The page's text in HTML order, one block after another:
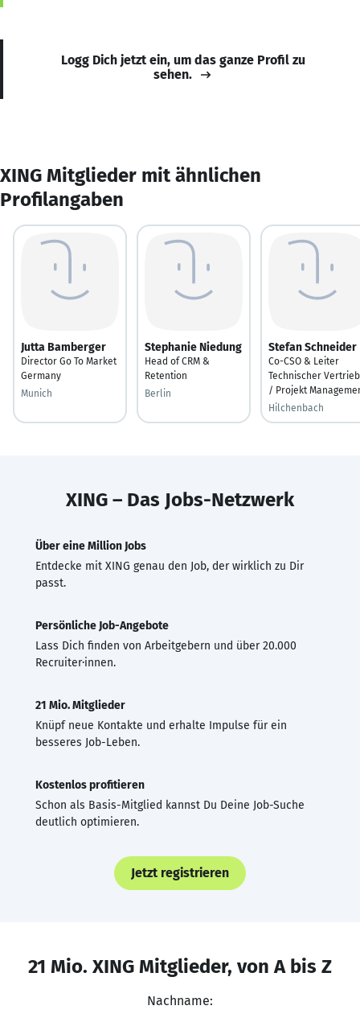
Logg Dich jetzt ein, um das ganze Profil zu
sehen.
XING Mitglieder mit ähnlichen
Profilangaben
Jutta Bamberger
Director Go To Market
Germany
Munich
Stephanie Niedung
Head of CRM &
Retention
Berlin
Stefan Schneider
Co-CSO & Leiter
Technischer Vertrieb
/ Projekt
Hilchenbach
XING – Das Jobs-Netzwerk
Über eine Million Jobs
Entdecke mit XING genau den Job, der wirklich zu Dir
passt.
Persönliche Job-Angebote
Lass Dich finden von Arbeitgebern und über 20.000
Recruiter·innen.
21 Mio. Mitglieder
Knüpf neue Kontakte und erhalte Impulse für ein
besseres Job-Leben.
Kostenlos profitieren
Schon als Basis-Mitglied kannst Du Deine Job-Suche
deutlich optimieren.
Jetzt registrieren
21 Mio. XING Mitglieder, von A bis Z
Nachname: